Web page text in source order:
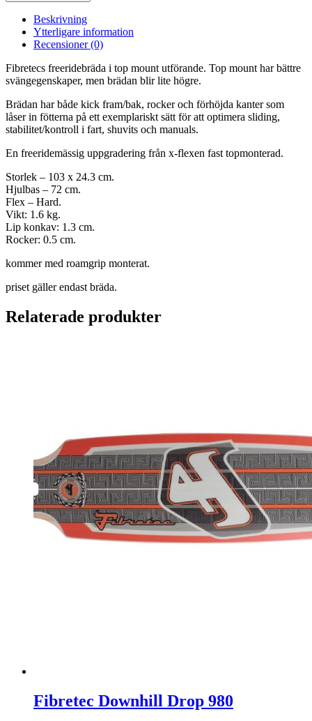
Beskrivning
Ytterligare information
Recensioner (0)
Fibretecs freeridebräda i top mount utförande. Top mount har bättre
svängegenskaper, men brädan blir lite högre.
Brädan har både kick fram/bak, rocker och förhöjda kanter som
låser in fötterna på ett exemplariskt sätt för att optimera sliding,
stabilitet/kontroll i fart, shuvits och manuals.
En freeridemässig uppgradering från x-flexen fast topmonterad.
Storlek – 103 x 24.3 cm.
Hjulbas – 72 cm.
Flex – Hard.
Vikt: 1.6 kg.
Lip konkav: 1.3 cm.
Rocker: 0.5 cm.
kommer med roamgrip monterat.
priset gäller endast bräda.
Relaterade produkter
Fibretec Downhill Drop 980